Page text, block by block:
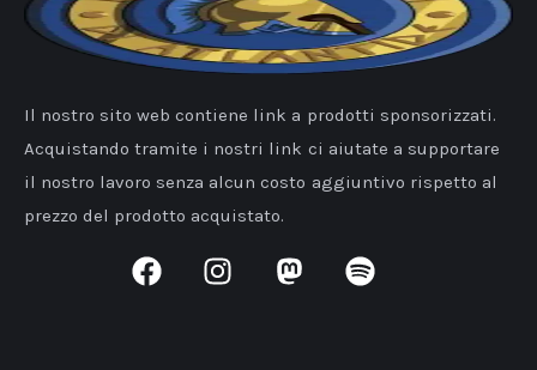
Il nostro sito web contiene link a prodotti sponsorizzati.
Acquistando tramite i nostri link ci aiutate a supportare
il nostro lavoro senza alcun costo aggiuntivo rispetto al
prezzo del prodotto acquistato.